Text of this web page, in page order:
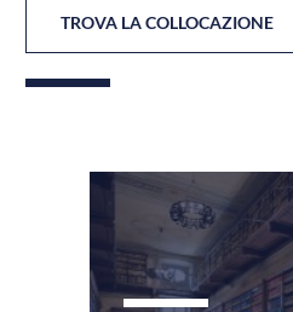
TROVA LA COLLOCAZIONE